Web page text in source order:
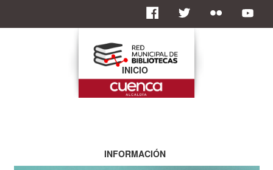
INICIO
INFORMACIÓN